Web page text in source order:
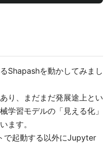
Shapashを動かしてみまし
り、まだまだ発展途上とい
学習モデルの「見える化」
ます。
で起動する以外にJupyter